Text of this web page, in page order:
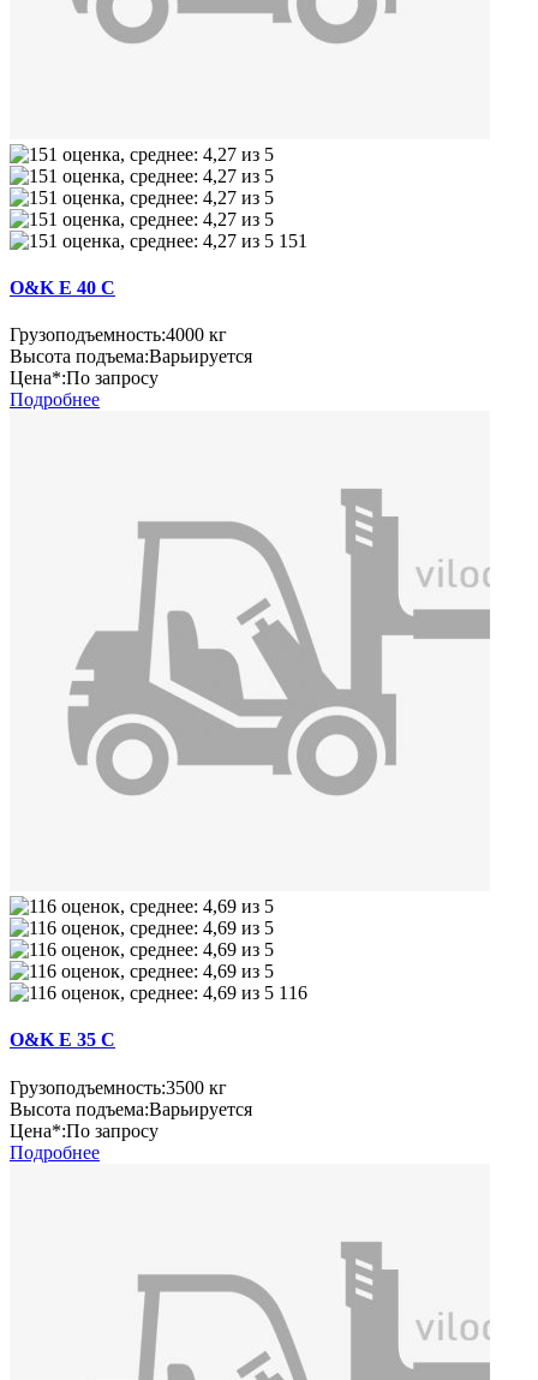
151
O&K E 40 C
Грузоподъемность:4000 кг
Высота подъема:Варьируется
Цена*:По запросу
Подробнее
116
O&K E 35 C
Грузоподъемность:3500 кг
Высота подъема:Варьируется
Цена*:По запросу
Подробнее